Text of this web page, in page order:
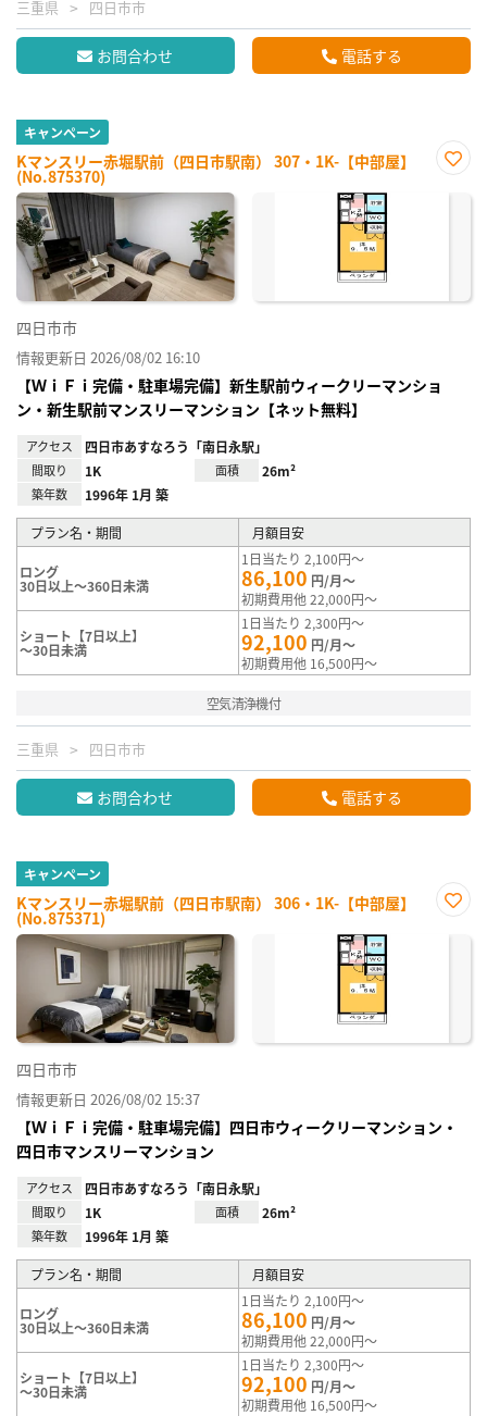
三重県 四日市市
お問合わせ 電話する
キャンペーン
Kマンスリー赤堀駅前（四日市駅南） 307・1K-【中部屋】
(No.875370)
に入
四日市市
情報更新日 2026/08/02 16:10
【ＷｉＦｉ完備・駐車場完備】新生駅前ウィークリーマンショ
ン・新生駅前マンスリーマンション【ネット無料】
アクセス 四日市あすなろう「南日永駅」
間取り 1K 面積 26m²
築年数 1996年 1月 築
プラン名・期間 月額目安
ロング
30日以上～360日未満
1日当たり 2,100円～
86,100 円/月～
初期費用他 22,000円～
ショート【7日以上】
～30日未満
1日当たり 2,300円～
92,100 円/月～
初期費用他 16,500円～
空気清浄機付
三重県 四日市市
お問合わせ 電話する
キャンペーン
Kマンスリー赤堀駅前（四日市駅南） 306・1K-【中部屋】
(No.875371)
に入
四日市市
情報更新日 2026/08/02 15:37
【ＷｉＦｉ完備・駐車場完備】四日市ウィークリーマンション・
四日市マンスリーマンション
アクセス 四日市あすなろう「南日永駅」
間取り 1K 面積 26m²
築年数 1996年 1月 築
プラン名・期間 月額目安
ロング
30日以上～360日未満
1日当たり 2,100円～
86,100 円/月～
初期費用他 22,000円～
ショート【7日以上】
～30日未満
1日当たり 2,300円～
92,100 円/月～
初期費用他 16,500円～